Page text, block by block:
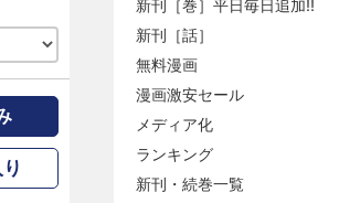
新刊［巻］平日毎日追加!!
新刊［話］
無料漫画
漫画激安セール
メディア化
ランキング
新刊・続巻一覧